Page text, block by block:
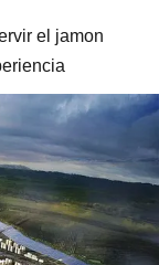
el jamon